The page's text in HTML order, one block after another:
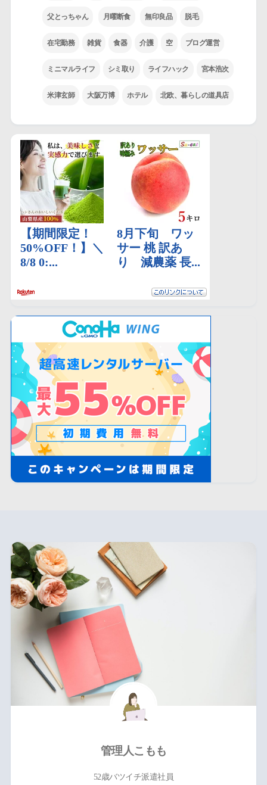
父とっちゃん 月曜断食 無印良品 脱毛
在宅勤務 雑貨 食器 介護 空 ブログ運営
ミニマルライフ シミ取り ライフハック 宮本浩次
米津玄師 大阪万博 ホテル 北欧、暮らしの道具店
管理人こもも
52歳バツイチ派遣社員